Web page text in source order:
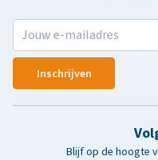
Inschrijven
Blijf op de hoogte